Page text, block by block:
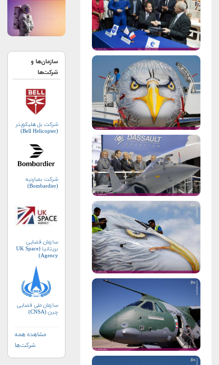
سازمان‌ها و
شرکت‌ها
شرکت بل هلیکوپتر
(Bell Helicopter)
شرکت بمباردیه
(Bombardier)
سازمان فضایی
بریتانیا (UK Space
Agency)
سازمان ملی فضایی
چین (CNSA)
مشاهده همه
شرکت‌ها